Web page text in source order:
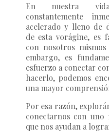
En nuestra
constantemente
acelerado y lleno de
de esta vorágine, es
con nosotros
embargo, es
esfuerzo a conectar
hacerlo, podemos
una mayor
Por esa razón,
conectarnos con uno
que nos ayudan a